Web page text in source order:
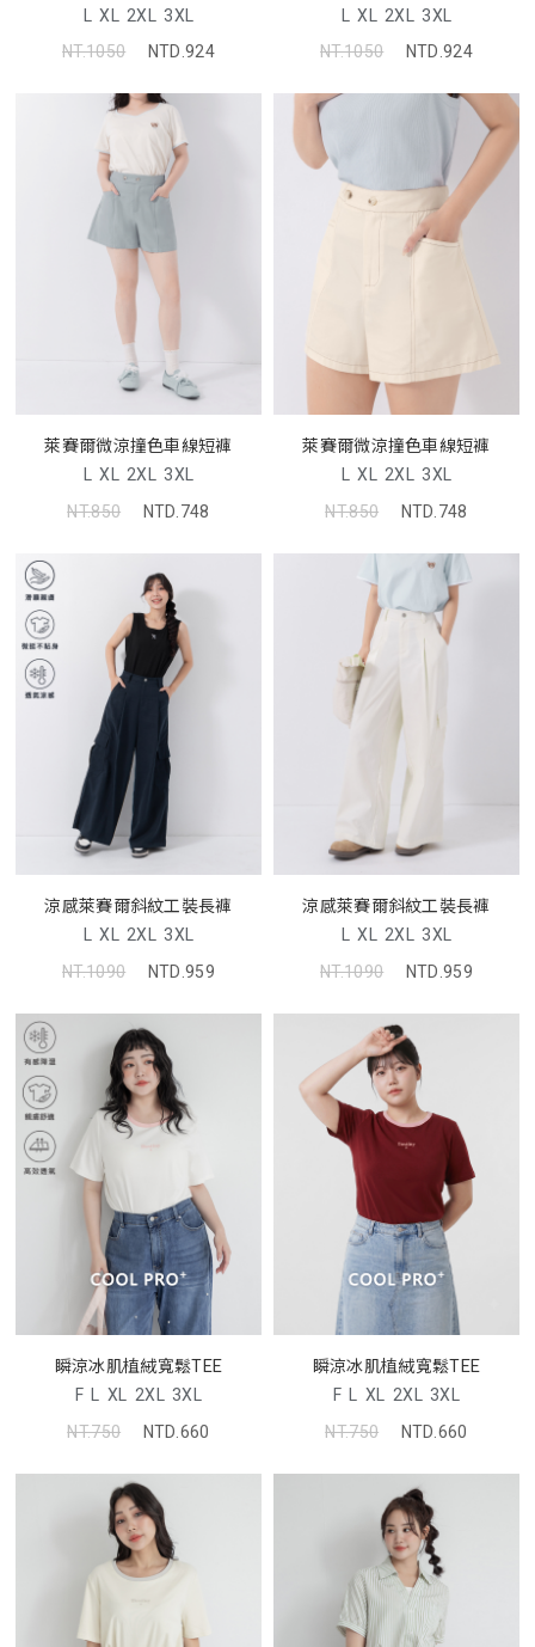
L XL 2XL 3XL
NT.1050
NTD.924
L XL 2XL 3XL
NT.1050
NTD.924
萊賽爾微涼撞色車線短褲
L XL 2XL 3XL
NT.850
NTD.748
萊賽爾微涼撞色車線短褲
L XL 2XL 3XL
NT.850
NTD.748
涼感萊賽爾斜紋工裝長褲
L XL 2XL 3XL
NT.1090
NTD.959
涼感萊賽爾斜紋工裝長褲
L XL 2XL 3XL
NT.1090
NTD.959
瞬涼冰肌植絨寬鬆TEE
F L XL 2XL 3XL
NT.750
NTD.660
瞬涼冰肌植絨寬鬆TEE
F L XL 2XL 3XL
NT.750
NTD.660